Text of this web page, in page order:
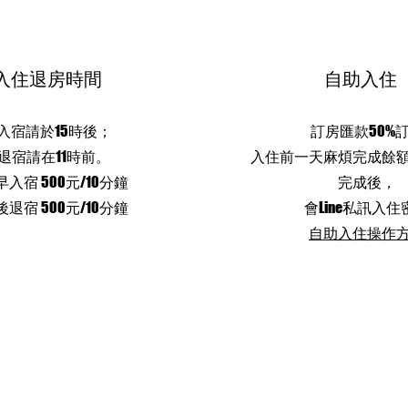
冬映住宿須知
住退房時間
宿請於15時後；
宿請在11時前。
入宿 500元/10分鐘
退宿 500元/10分鐘
​自助入住
訂房匯款50%
入住前一天麻煩完成餘
完成後，
會Line私訊入住
自助入住操作